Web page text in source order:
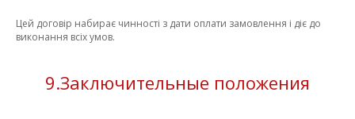
Цей договір набирає чинності з дати оплати замовлення і діє до
виконання всіх умов.
9.Заключительные положения